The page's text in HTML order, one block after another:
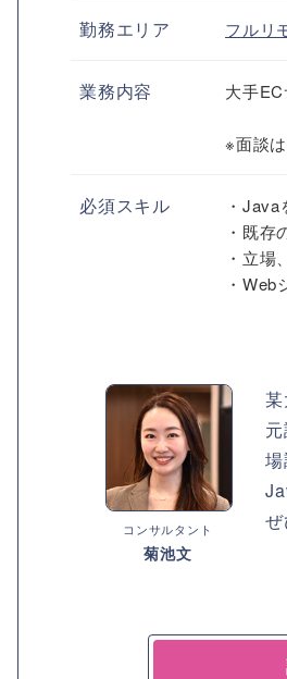
勤務エリア フルリ
業務内容 大手
※面談
必須スキル
・
・既
・立場
・Web
コンサルタント
菊池文